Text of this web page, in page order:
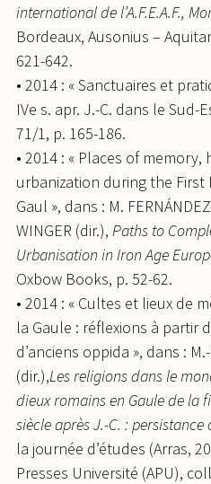
international de l’A.F.E.A.F.,
Bordeaux, Ausonius –
621-642.
• 2014 : « Sanctuaires et
IVe s. apr. J.-C. dans le Sud-
71/1, p. 165-186.
• 2014 : « Places of
urbanization during the First
Gaul », dans : M.
WINGER (dir.), Paths to
Urbanisation in Iron Age
Oxbow Books, p. 52-62.
• 2014 : « Cultes et lieux de
la Gaule : réflexions à partir
d’anciens oppida », dans : M.-
(dir.),Les religions dans le
dieux romains en Gaule de la
siècle après J.-C. :
la journée d’études (Arras,
Presses Université (APU),